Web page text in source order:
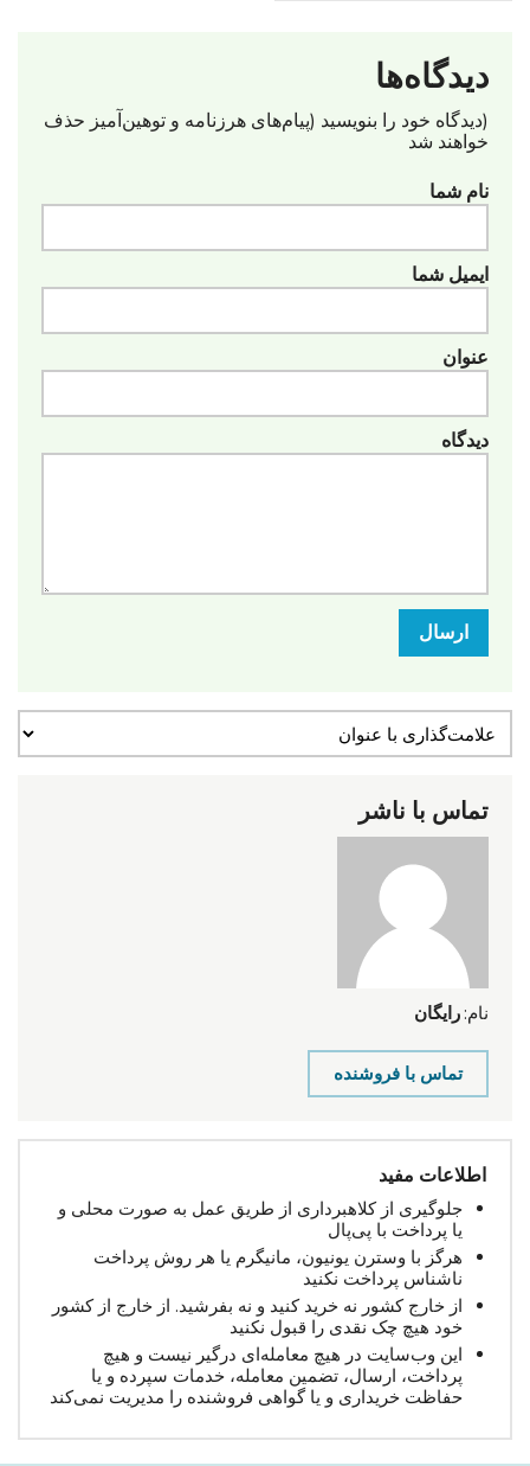
دیدگاه‌ها
(دیدگاه خود را بنویسید (پیام‌های هرزنامه‌ و توهین‌آمیز حذف
خواهند شد
نام شما
ایمیل شما
عنوان
دیدگاه
ارسال
تماس با ناشر
نام: رایگان
تماس با فروشنده
اطلاعات مفید
جلوگیری از کلاهبرداری از طریق عمل به صورت محلی و
یا پرداخت با پی‌پال
هرگز با وسترن یونیون، مانیگرم یا هر روش پرداخت
ناشناس پرداخت نکنید
از خارج کشور نه خرید کنید و نه بفرشید. از خارج از کشور
خود هیچ چک نقدی را قبول نکنید
این وب‌سایت در هیچ معامله‌ای درگیر نیست و هیچ
پرداخت، ارسال، تضمین معامله، خدمات سپرده و یا
حفاظت خریداری و یا گواهی فروشنده را مدیریت نمی‌کند